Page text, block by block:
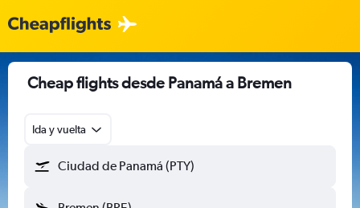
Cheap flights desde Panamá a Bremen
Ida y vuelta
Ciudad de Panamá (PTY)